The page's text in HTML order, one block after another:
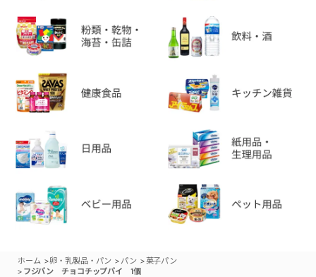
ホーム >卵・乳製品・パン > パン >菓子パン
> フジパン チョコチップパイ 1個